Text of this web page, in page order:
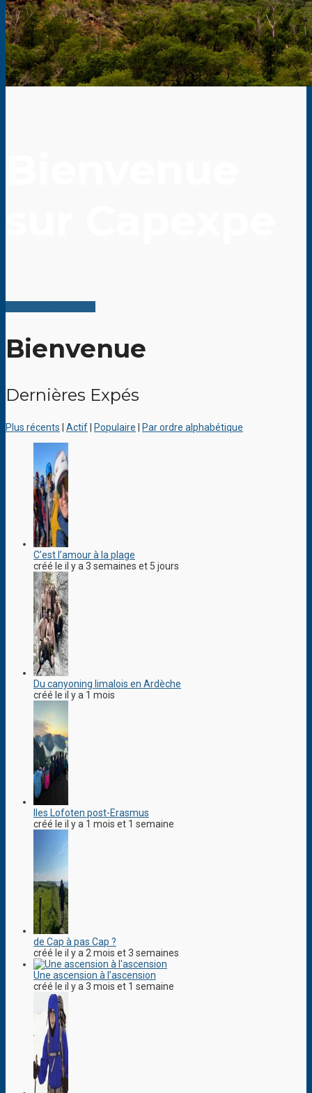
Bienvenue
Dernières Expés
Plus récents Actif Populaire Par ordre alphabétique
C’est l’amour à la plage
créé le il y a 3 semaines et 5 jours
Du canyoning limalois en Ardèche
créé le il y a 1 mois
Iles Lofoten post-Erasmus
créé le il y a 1 mois et 1 semaine
de Cap à pas Cap ?
créé le il y a 2 mois et 3 semaines
Une ascension à l’ascension
créé le il y a 3 mois et 1 semaine